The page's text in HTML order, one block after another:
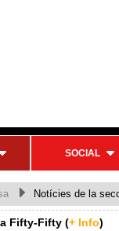
SOCIAL
Notícies de la
Fifty-Fifty (+ Info)